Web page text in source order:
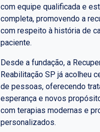
com equipe qualificada e
completa, promovendo a
com respeito à história de
paciente.
Desde a fundação, a
Reabilitação SP já acolheu
de pessoas, oferecendo
esperança e novos
com terapias modernas e
personalizados.